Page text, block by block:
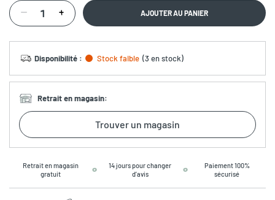
AJOUTER AU PANIER
Disponibilité : Stock faible (3 en stock)
Retrait en magasin:
Trouver un magasin
Retrait en magasin
gratuit
14 jours pour changer
d’avis
Paiement 100%
sécurisé